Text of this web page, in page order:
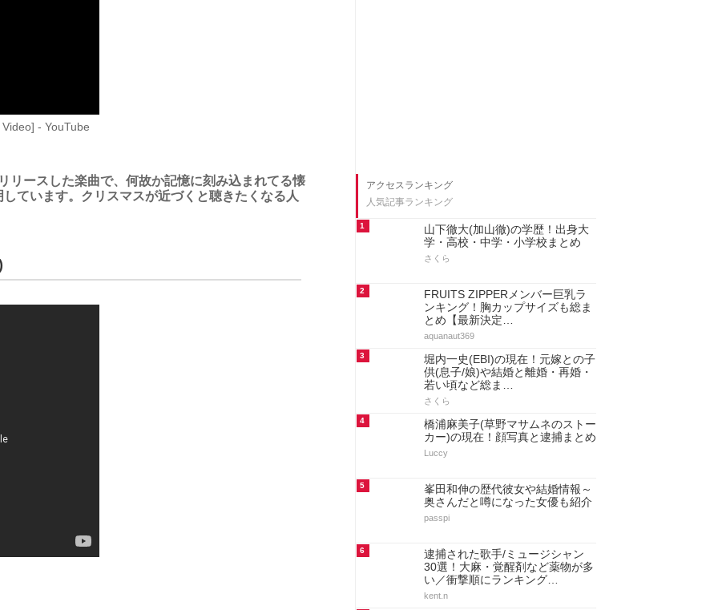
- YouTube
ースした楽曲で、何故か記憶に刻み込まれてる懐
ています。クリスマスが近づくと聴きたくなる人
アクセスランキング
人気記事ランキング
1
山下徹大(加山徹)の学歴！出身大
学・高校・中学・小学校まとめ
さくら
2
FRUITS ZIPPERメンバー巨乳ラ
ンキング！胸カップサイズも総ま
とめ【最新決定…
aquanaut369
3
堀内一史(EBI)の現在！元嫁との子
供(息子/娘)や結婚と離婚・再婚・
若い頃など総ま…
さくら
4
橋浦麻美子(草野マサムネのストー
カー)の現在！顔写真と逮捕まとめ
Luccy
5
峯田和伸の歴代彼女や結婚情報～
奥さんだと噂になった女優も紹介
passpi
6
逮捕された歌手/ミュージシャン
30選！大麻・覚醒剤など薬物が多
い／衝撃順にランキング…
kent.n